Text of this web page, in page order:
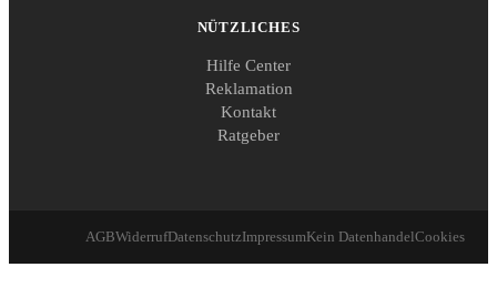
NÜTZLICHES
Hilfe Center
Reklamation
Kontakt
Ratgeber
AGBWiderrufDatenschutzImpressumKein DatenhandelCookies